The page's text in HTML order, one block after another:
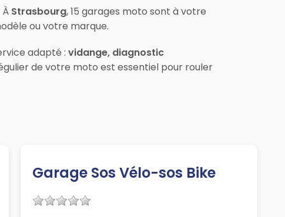
Strasbourg, 15 garages moto sont à votre
ou votre marque.
adapté : vidange, diagnostic
de votre moto est essentiel pour rouler
Garage Sos Vélo-sos Bike